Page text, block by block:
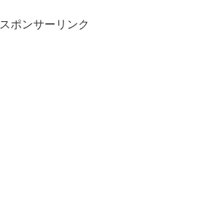
スポンサーリンク